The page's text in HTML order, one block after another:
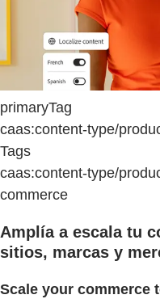
primaryTag
caas:content-type/
Tags
caas:content-type/
commerce
Amplía a escala tu
sitios, marcas y
Scale your commerce